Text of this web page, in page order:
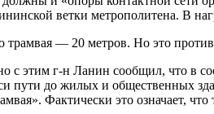
ветки метрополитена. В
трамвая — 20 метров. Но это
с этим г-н Ланин сообщил, что в
пути до жилых и общественных
Фактически это означает,